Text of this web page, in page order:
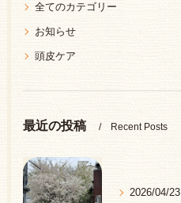
全てのカテゴリー
お知らせ
頭皮ケア
最近の投稿 Recent Posts
2026/04/23